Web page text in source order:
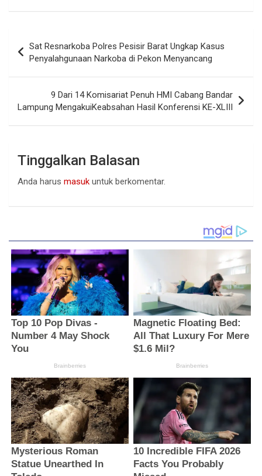
pos
Sat Resnarkoba Polres Pesisir Barat Ungkap Kasus
Penyalahgunaan Narkoba di Pekon Menyancang
9 Dari 14 Komisariat Penuh HMI Cabang Bandar
Lampung MengakuiKeabsahan Hasil Konferensi KE-XLIII
Tinggalkan Balasan
Anda harus masuk untuk berkomentar.